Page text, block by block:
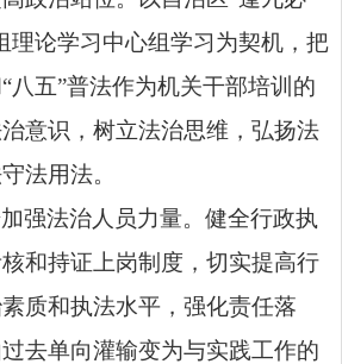
理论学习中心组学习为契机，把
八五”普法作为机关干部培训的
意识，树立法治思维，弘扬法
法用法。
加强法治人员力量。健全行政执
和持证上岗制度，切实提高行
质和执法水平，强化责任落
去单向灌输变为与实践工作的